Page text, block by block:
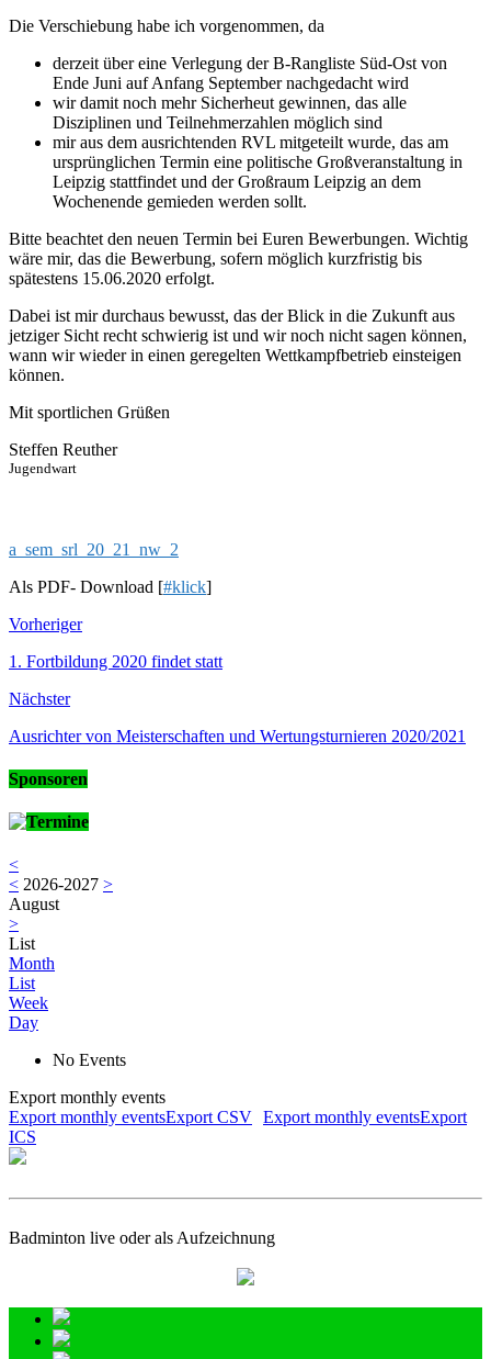
Die Verschiebung habe ich vorgenommen, da
derzeit über eine Verlegung der B-Rangliste Süd-Ost von
Ende Juni auf Anfang September nachgedacht wird
wir damit noch mehr Sicherheut gewinnen, das alle
Disziplinen und Teilnehmerzahlen möglich sind
mir aus dem ausrichtenden RVL mitgeteilt wurde, das am
ursprünglichen Termin eine politische Großveranstaltung in
Leipzig stattfindet und der Großraum Leipzig an dem
Wochenende gemieden werden sollt.
Bitte beachtet den neuen Termin bei Euren Bewerbungen. Wichtig
wäre mir, das die Bewerbung, sofern möglich kurzfristig bis
spätestens 15.06.2020 erfolgt.
Dabei ist mir durchaus bewusst, das der Blick in die Zukunft aus
jetziger Sicht recht schwierig ist und wir noch nicht sagen können,
wann wir wieder in einen geregelten Wettkampfbetrieb einsteigen
können.
Mit sportlichen Grüßen
Steffen Reuther
Jugendwart
a_sem_srl_20_21_nw_2
Als PDF- Download [#klick]
Vorheriger
1. Fortbildung 2020 findet statt
Nächster
Ausrichter von Meisterschaften und Wertungsturnieren 2020/2021
Sponsoren
Termine
<
< 2026-2027 >
August
>
List
Month
List
Week
Day
No Events
Export monthly events
Export monthly eventsExport CSV Export monthly eventsExport
ICS
Badminton live oder als Aufzeichnung